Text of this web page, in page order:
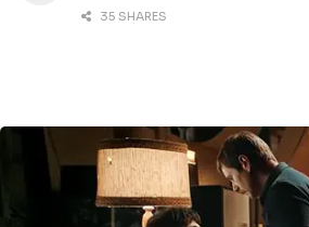
35 SHARES